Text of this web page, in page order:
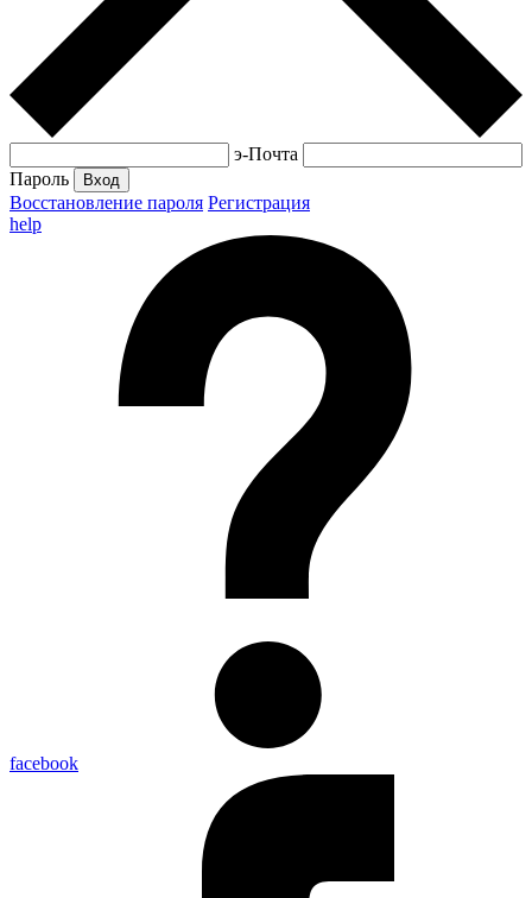
э-Почта
Пароль
Вход
Восстановление пароля Регистрация
help
facebook